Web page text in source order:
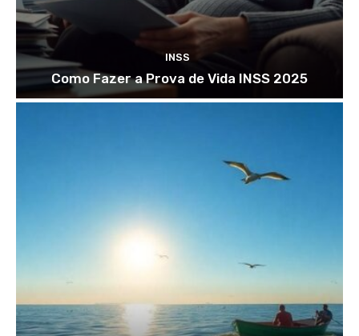
INSS
Como Fazer a Prova de Vida INSS 2025